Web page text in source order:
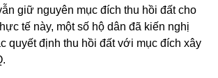
giữ nguyên mục đích thu hồi đất cho
tế này, một số hộ dân đã kiến nghị
quyết định thu hồi đất với mục đích xây